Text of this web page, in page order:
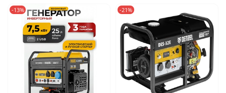
-13% -21%